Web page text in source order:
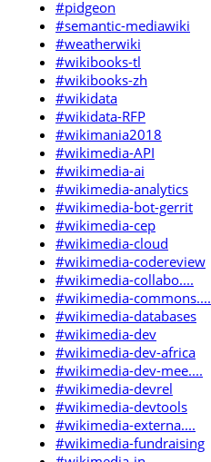
#pidgeon
#semantic-mediawiki
#weatherwiki
#wikibooks-tl
#wikibooks-zh
#wikidata
#wikidata-RFP
#wikimania2018
#wikimedia-API
#wikimedia-ai
#wikimedia-analytics
#wikimedia-bot-gerrit
#wikimedia-cep
#wikimedia-cloud
#wikimedia-codereview
#wikimedia-collabo....
#wikimedia-commons....
#wikimedia-databases
#wikimedia-dev
#wikimedia-dev-africa
#wikimedia-dev-mee....
#wikimedia-devrel
#wikimedia-devtools
#wikimedia-externa....
#wikimedia-fundraising